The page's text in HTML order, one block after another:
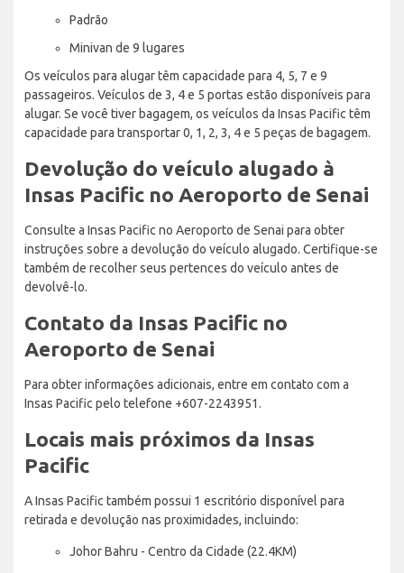
Padrão
Minivan de 9 lugares
Os veículos para alugar têm capacidade para 4, 5, 7 e 9
passageiros. Veículos de 3, 4 e 5 portas estão disponíveis para
alugar. Se você tiver bagagem, os veículos da Insas Pacific têm
capacidade para transportar 0, 1, 2, 3, 4 e 5 peças de bagagem.
Devolução do veículo alugado à
Insas Pacific no Aeroporto de Senai
Consulte a Insas Pacific no Aeroporto de Senai para obter
instruções sobre a devolução do veículo alugado. Certifique-se
também de recolher seus pertences do veículo antes de
devolvê-lo.
Contato da Insas Pacific no
Aeroporto de Senai
Para obter informações adicionais, entre em contato com a
Insas Pacific pelo telefone +607-2243951.
Locais mais próximos da Insas
Pacific
A Insas Pacific também possui 1 escritório disponível para
retirada e devolução nas proximidades, incluindo:
Johor Bahru - Centro da Cidade (22.4KM)